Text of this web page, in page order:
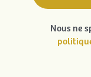
Nous ne